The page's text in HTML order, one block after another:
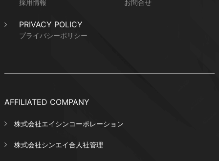
採用情報 お問合せ
PRIVACY POLICY
プライバシーポリシー
AFFILIATED COMPANY
株式会社エイシンコーポレーション
株式会社シンエイ合人社管理